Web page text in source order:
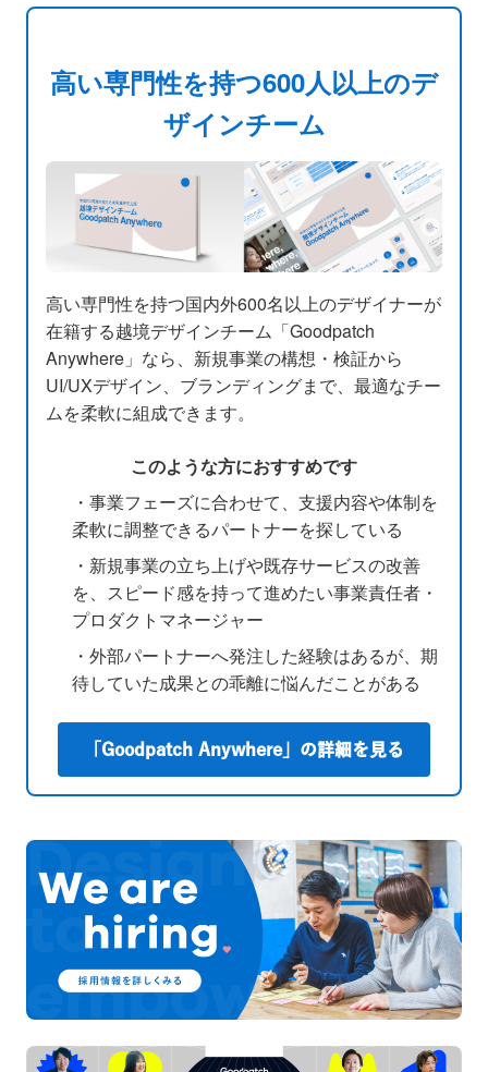
高い専門性を持つ600人以上のデ
ザインチーム
高い専門性を持つ国内外600名以上のデザイナーが
在籍する越境デザインチーム「Goodpatch
Anywhere」なら、新規事業の構想・検証から
UI/UXデザイン、ブランディングまで、最適なチー
ムを柔軟に組成できます。
このような方におすすめです
・事業フェーズに合わせて、支援内容や体制を
柔軟に調整できるパートナーを探している
・新規事業の立ち上げや既存サービスの改善
を、スピード感を持って進めたい事業責任者・
プロダクトマネージャー
・外部パートナーへ発注した経験はあるが、期
待していた成果との乖離に悩んだことがある
「Goodpatch Anywhere」の詳細を見る